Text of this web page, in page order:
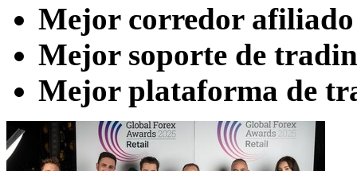
Mejor corredor
Mejor soporte de
Mejor plataforma de